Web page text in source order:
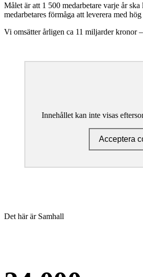
Målet är att 1 500 medarbetare varje år
medarbetares förmåga att leverera med
Vi omsätter årligen ca 11 miljarder kronor
Innehållet kan inte visas
Acceptera
Det här är Samhall